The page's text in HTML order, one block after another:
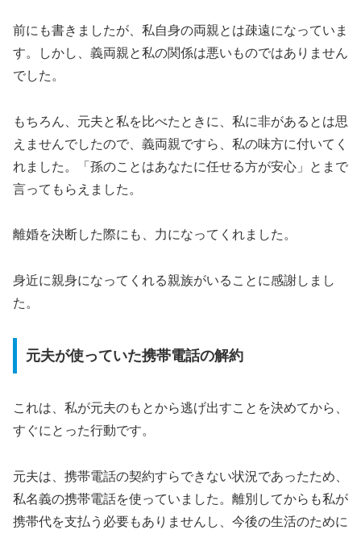
前にも書きましたが、私自身の両親とは疎遠になっていま
す。しかし、義両親と私の関係は悪いものではありません
でした。
もちろん、元夫と私を比べたときに、私に非があるとは思
えませんでしたので、義両親ですら、私の味方に付いてく
れました。「孫のことはあなたに任せる方が安心」とまで
言ってもらえました。
離婚を決断した際にも、力になってくれました。
身近に親身になってくれる親族がいることに感謝しまし
た。
元夫が使っていた携帯電話の解約
これは、私が元夫のもとから逃げ出すことを決めてから、
すぐにとった行動です。
元夫は、携帯電話の契約すらできない状況であったため、
私名義の携帯電話を使っていました。離別してからも私が
携帯代を支払う必要もありませんし、今後の生活のために